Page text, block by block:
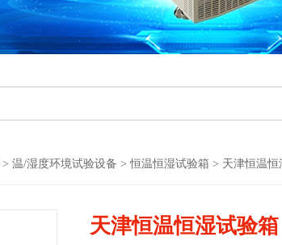
> 温/湿度环境试验设备 >恒温恒湿试验箱 > 天津恒温恒
天津恒温恒湿试验